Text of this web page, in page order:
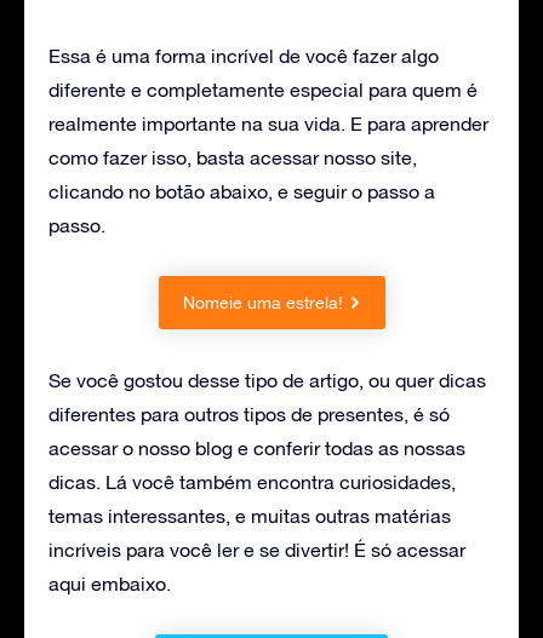
Essa é uma forma incrível de você fazer algo
diferente e completamente especial para quem é
realmente importante na sua vida. E para aprender
como fazer isso, basta acessar nosso site,
clicando no botão abaixo, e seguir o passo a
passo.
Nomeie uma estrela!
Se você gostou desse tipo de artigo, ou quer dicas
diferentes para outros tipos de presentes, é só
acessar o nosso blog e conferir todas as nossas
dicas. Lá você também encontra curiosidades,
temas interessantes, e muitas outras matérias
incríveis para você ler e se divertir! É só acessar
aqui embaixo.